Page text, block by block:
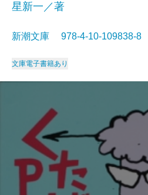
星新一／著
新潮文庫 978-4-10-109838-
文庫電子書籍あり